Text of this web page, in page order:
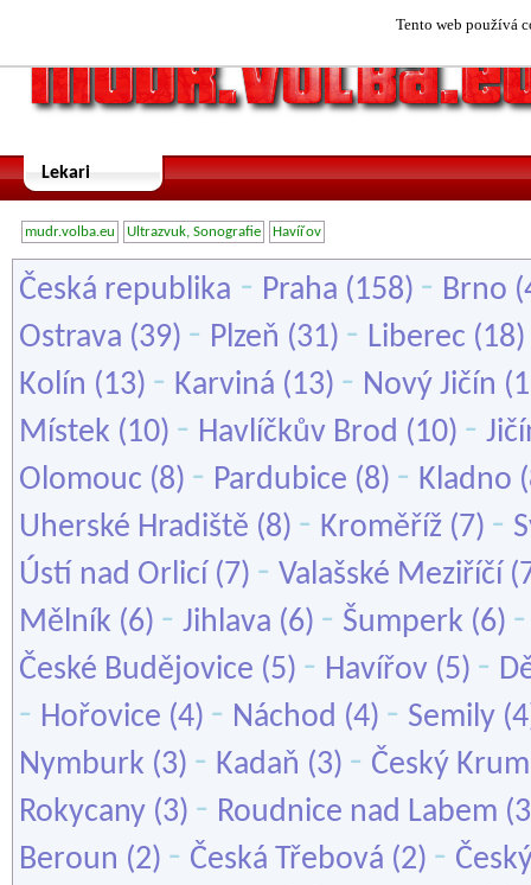
Tento web používá
Lekari
mudr.volba.eu Ultrazvuk, Sonografie Havířov
Česká republika - Praha (158) - Brno
Ostrava (39) - Plzeň (31) - Liberec (18)
Kolín (13) - Karviná (13) - Nový Jičín
Místek (10) - Havlíčkův Brod (10) -
Olomouc (8) - Pardubice (8) - Kladno
Uherské Hradiště (8) - Kroměříž (7) -
Ústí nad Orlicí (7) - Valašské Meziříčí
Mělník (6) - Jihlava (6) - Šumperk (6)
České Budějovice (5) - Havířov (5) -
- Hořovice (4) - Náchod (4) - Semily
Nymburk (3) - Kadaň (3) - Český
Rokycany (3) - Roudnice nad Labem
Beroun (2) - Česká Třebová (2) -